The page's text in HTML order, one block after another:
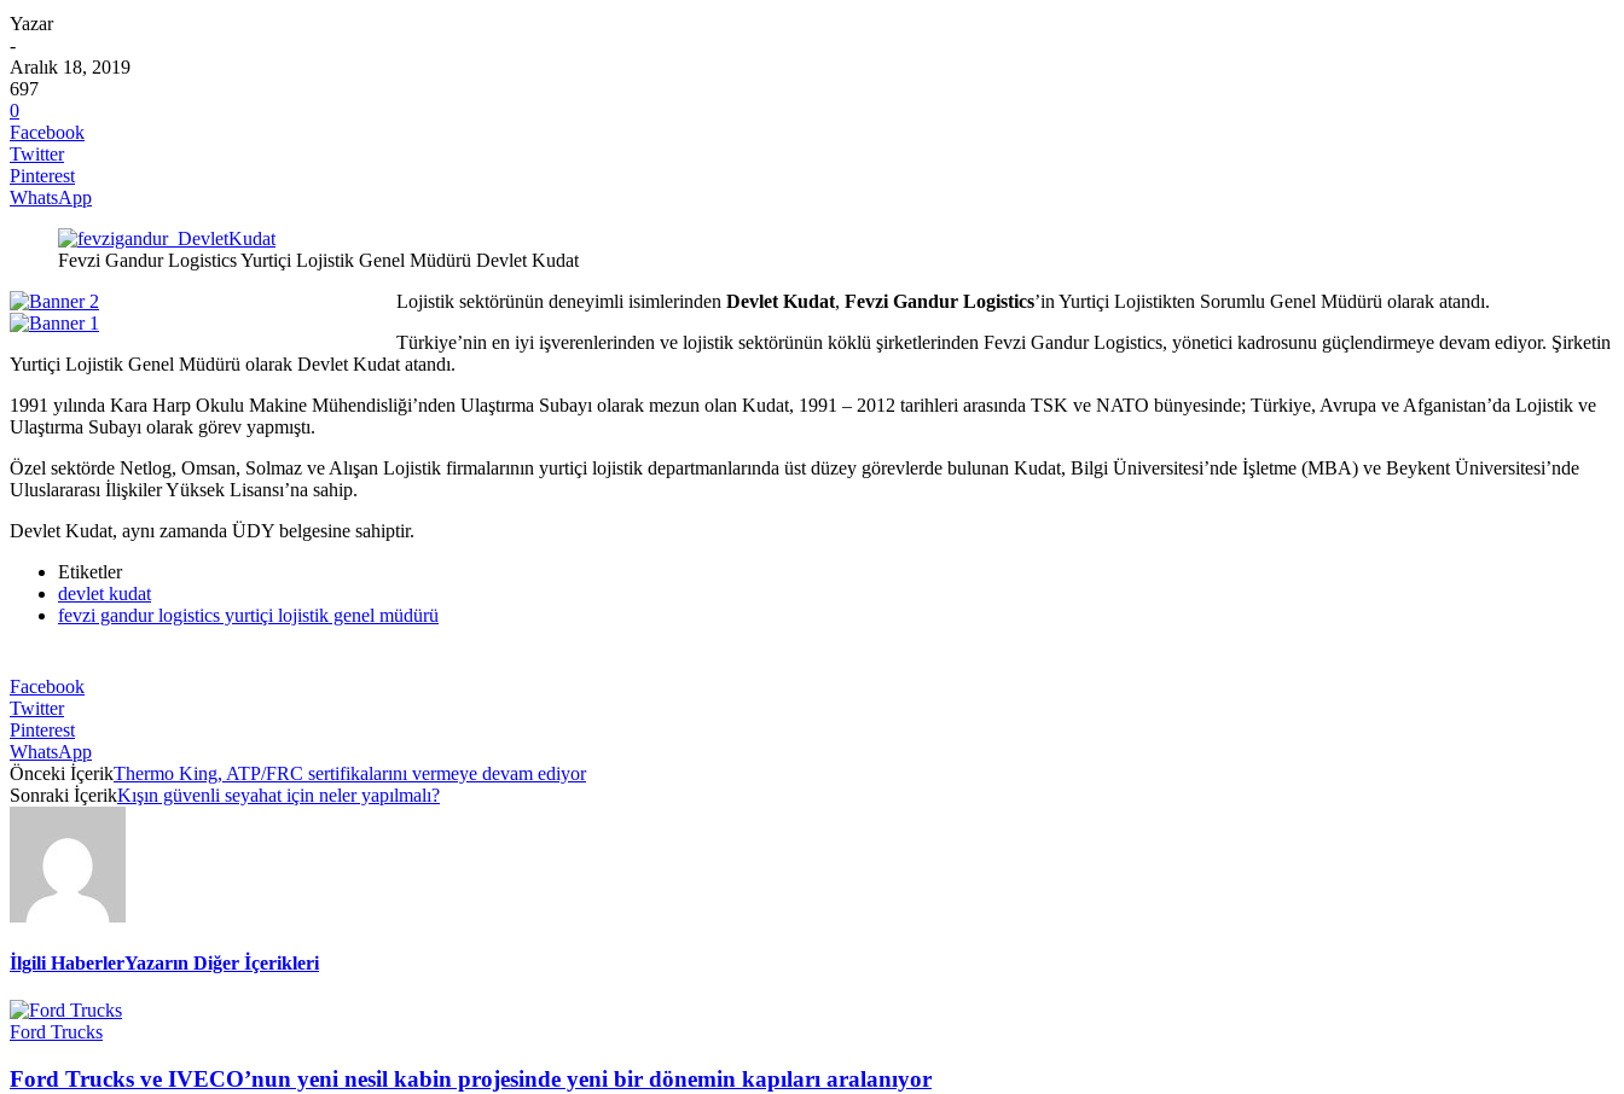
Yazar
-
Aralık 18, 2019
697
0
Facebook
Twitter
Pinterest
WhatsApp
Fevzi Gandur Logistics Yurtiçi Lojistik Genel Müdürü Devlet Kudat
Lojistik sektörünün deneyimli isimlerinden Devlet Kudat, Fevzi Gandur Logistics’in Yurtiçi Lojistikten Sorumlu Genel Müdürü olarak atandı.
Türkiye’nin en iyi işverenlerinden ve lojistik sektörünün köklü şirketlerinden Fevzi Gandur Logistics, yönetici kadrosunu güçlendirmeye devam ediyor. Şirketin
Yurtiçi Lojistik Genel Müdürü olarak Devlet Kudat atandı.
1991 yılında Kara Harp Okulu Makine Mühendisliği’nden Ulaştırma Subayı olarak mezun olan Kudat, 1991 – 2012 tarihleri arasında TSK ve NATO bünyesinde; Türkiye, Avrupa ve Afganistan’da Lojistik ve
Ulaştırma Subayı olarak görev yapmıştı.
Özel sektörde Netlog, Omsan, Solmaz ve Alışan Lojistik firmalarının yurtiçi lojistik departmanlarında üst düzey görevlerde bulunan Kudat, Bilgi Üniversitesi’nde İşletme (MBA) ve Beykent Üniversitesi’nde
Uluslararası İlişkiler Yüksek Lisansı’na sahip.
Devlet Kudat, aynı zamanda ÜDY belgesine sahiptir.
Etiketler
devlet kudat
fevzi gandur logistics yurtiçi lojistik genel müdürü
Facebook
Twitter
Pinterest
WhatsApp
Önceki İçerikThermo King, ATP/FRC sertifikalarını vermeye devam ediyor
Sonraki İçerikKışın güvenli seyahat için neler yapılmalı?
İlgili HaberlerYazarın Diğer İçerikleri
Ford Trucks
Ford Trucks ve IVECO’nun yeni nesil kabin projesinde yeni bir dönemin kapıları aralanıyor